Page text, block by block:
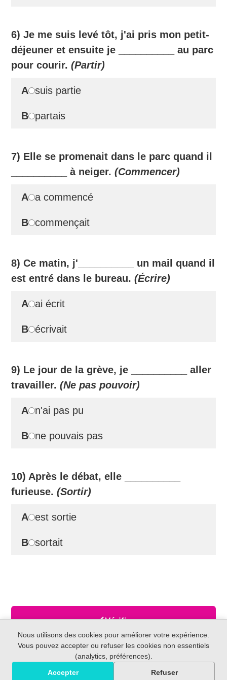
6) Je me suis levé tôt, j'ai pris mon petit-
déjeuner et ensuite je
au parc
pour courir.(Partir)
A suis partie
B partais
7) Elle se promenait dans le parc quand il
à neiger.(Commencer)
A a commencé
B commençait
8) Ce matin, j'
un mail quand il
est entré dans le bureau.(Écrire)
A ai écrit
B écrivait
9) Le jour de la grève, je
aller
travailler.(Ne pas pouvoir)
A n'ai pas pu
B ne pouvais pas
10) Après le débat, elle
furieuse.(Sortir)
A est sortie
B sortait
Vérifier
Nous utilisons des cookies pour améliorer votre expérience.
Vous pouvez accepter ou refuser les cookies non essentiels
(analytics, préférences).
Accepter
Refuser